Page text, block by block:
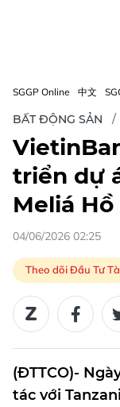
SGGP Online 中文
BẤT ĐỘNG SẢN
triển dự
Meliá Hồ
04/06/2026 02:25
Theo dõi Đầu Tư
(ĐTTCO)-
tác với